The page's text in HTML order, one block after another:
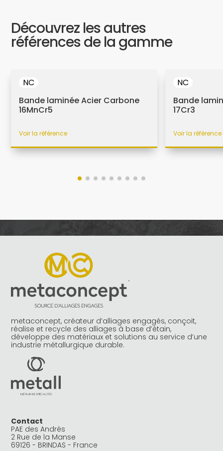
Découvrez les autres
références de la gamme
NC
Bande laminée Acier Carbone
16MnCr5
Voir la référence
NC
Bande
17Cr3
Voir la référence
metaconcept, créateur d’alliages engagés, conçoit,
réalise et recycle des alliages à base d’étain,
développe des matériaux et solutions au service d’une
industrie métallurgique durable.
Contact
PAE des Andrés
2 Rue de la Manse
69126 - BRINDAS - France